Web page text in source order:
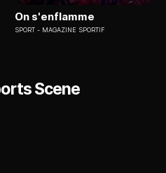
On s'enflamme
SPORT MAGAZINE SPORTIF
Scene